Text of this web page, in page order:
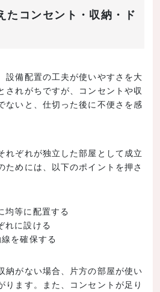
たコンセント・収納・ド
設備配置の工夫が使いやすさを大
されがちですが、コンセントや収
ないと、仕切った後に不便さを感
れぞれが独立した部屋として成立
ためには、以下のポイントを押さ
均等に配置する
れに設ける
を確保する
納がない場合、片方の部屋が使い
ります。また、コンセントが足り